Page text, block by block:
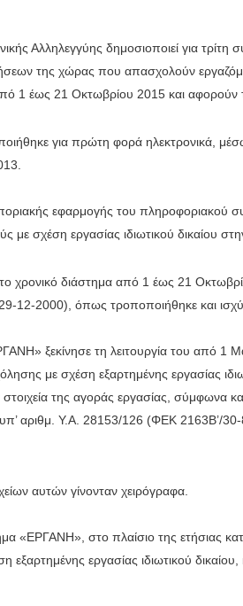
Αλληλεγγύης δημοσιοποιεί για τρίτη
της χώρας που απασχολούν
1 έως 21 Οκτωβρίου 2015 και αφορούν
για πρώτη φορά ηλεκτρονικά,
εφαρμογής του πληροφοριακού
σχέση εργασίας ιδιωτικού δικαίου
διάστημα από 1 έως 21
12-2000), όπως τροποποιήθηκε και
ξεκίνησε τη λειτουργία του από 1
με σχέση εξαρτημένης εργασίας
στοιχεία της αγοράς εργασίας,
αριθμ. Υ.Α. 28153/126 (ΦΕΚ 2163Β’/
αυτών γίνονταν χειρόγραφα.
«ΕΡΓΑΝΗ», στο πλαίσιο της ετήσιας
εργασίας ιδιωτικού δικαίου,